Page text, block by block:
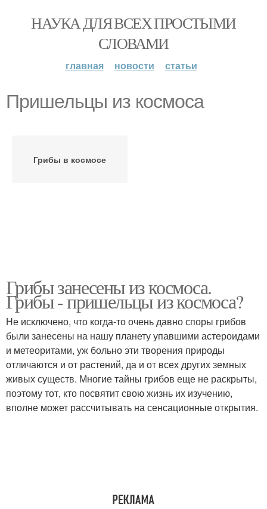
НАУКА ДЛЯ ВСЕХ ПРОСТЫМИ
СЛОВАМИ
главная новости статьи
Пришельцы из космоса
Грибы в космосе
Грибы занесены из космоса.
Грибы - пришельцы из космоса?
Не исключено, что когда-то очень давно споры грибов
были занесены на нашу планету упавшими астероидами
и метеоритами, уж больно эти творения природы
отличаются и от растений, да и от всех других земных
живых существ. Многие тайны грибов еще не раскрыты,
поэтому тот, кто посвятит свою жизнь их изучению,
вполне может рассчитывать на сенсационные открытия.